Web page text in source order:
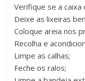
Verifique se a caixa
Deixe as lixeiras
Coloque areia nos
Recolha e
Limpe as calhas;
Feche os ralos;